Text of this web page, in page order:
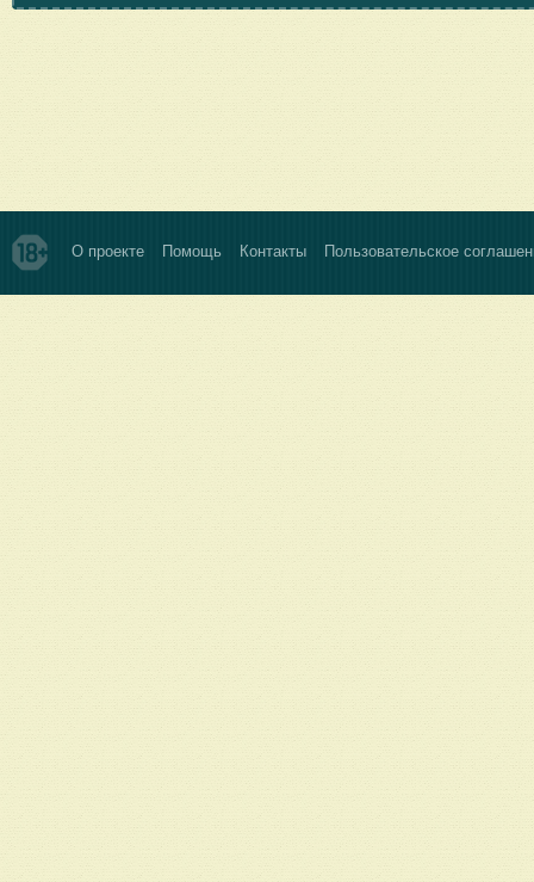
О проекте Помощь Контакты Пользовательское